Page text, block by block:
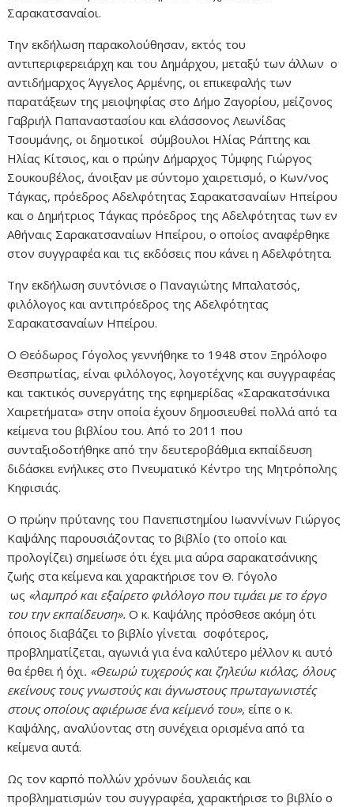
Σαρακατσαναίοι.
Την εκδήλωση παρακολούθησαν, εκτός του
αντιπεριφερειάρχη και του Δημάρχου, μεταξύ των άλλων ο
αντιδήμαρχος Άγγελος Αρμένης, οι επικεφαλής των
παρατάξεων της μειοψηφίας στο Δήμο Ζαγορίου, μείζονος
Γαβριήλ Παπαναστασίου και ελάσσονος Λεωνίδας
Τσουμάνης, οι δημοτικοί σύμβουλοι Ηλίας Ράπτης και
Ηλίας Κίτσιος, και ο πρώην Δήμαρχος Τύμφης Γιώργος
Σουκουβέλος, άνοιξαν με σύντομο χαιρετισμό, ο Κων/νος
Τάγκας, πρόεδρος Αδελφότητας Σαρακατσαναίων Ηπείρου
και ο Δημήτριος Τάγκας πρόεδρος της Αδελφότητας των εν
Αθήναις Σαρακατσαναίων Ηπείρου, ο οποίος αναφέρθηκε
στον συγγραφέα και τις εκδόσεις που κάνει η Αδελφότητα.
Την εκδήλωση συντόνισε ο Παναγιώτης Μπαλατσός,
φιλόλογος και αντιπρόεδρος της Αδελφότητας
Σαρακατσαναίων Ηπείρου.
Ο Θεόδωρος Γόγολος γεννήθηκε το 1948 στον Ξηρόλοφο
Θεσπρωτίας, είναι φιλόλογος, λογοτέχνης και συγγραφέας
και τακτικός συνεργάτης της εφημερίδας «Σαρακατσάνικα
Χαιρετήματα» στην οποία έχουν δημοσιευθεί πολλά από τα
κείμενα του βιβλίου του. Από το 2011 που
συνταξιοδοτήθηκε από την δευτεροβάθμια εκπαίδευση
διδάσκει ενήλικες στο Πνευματικό Κέντρο της Μητρόπολης
Κηφισιάς.
Ο πρώην πρύτανης του Πανεπιστημίου Ιωαννίνων Γιώργος
Καψάλης παρουσιάζοντας το βιβλίο (το οποίο και
προλογίζει) σημείωσε ότι έχει μια αύρα σαρακατσάνικης
ζωής στα κείμενα και χαρακτήρισε τον Θ. Γόγολο
ως «λαμπρό και εξαίρετο φιλόλογο που τιμάει με το έργο
του την εκπαίδευση». Ο κ. Καψάλης πρόσθεσε ακόμη ότι
όποιος διαβάζει το βιβλίο γίνεται σοφότερος,
προβληματίζεται, αγωνιά για ένα καλύτερο μέλλον κι αυτό
θα έρθει ή όχι. «Θεωρώ τυχερούς και ζηλεύω κιόλας, όλους
εκείνους τους γνωστούς και άγνωστους πρωταγωνιστές
στους οποίους αφιέρωσε ένα κείμενό του»,είπε ο κ.
Καψάλης, αναλύοντας στη συνέχεια ορισμένα από τα
κείμενα αυτά.
Ως τον καρπό πολλών χρόνων δουλειάς και
προβληματισμών του συγγραφέα, χαρακτήρισε το βιβλίο ο